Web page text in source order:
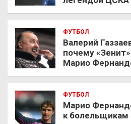
ФУТБОЛ
Валерий
почему
Марио
ФУТБОЛ
Марио
к болельщикам